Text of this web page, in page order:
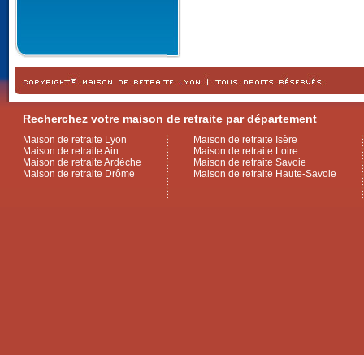
Recherchez votre maison de retraite par département
Maison de retraite Lyon
Maison de retraite Ain
Maison de retraite Ardèche
Maison de retraite Drôme
Maison de retraite Isère
Maison de retraite Loire
Maison de retraite Savoie
Maison de retraite Haute-Savoie